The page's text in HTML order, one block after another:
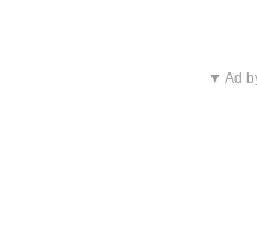
▼ Ad